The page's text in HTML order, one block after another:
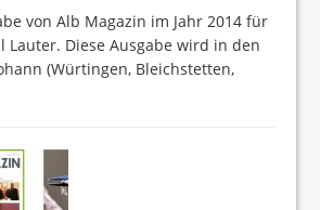
von Alb Magazin im Jahr 2014 für
Lauter. Diese Ausgabe wird in den
(Würtingen, Bleichstetten,